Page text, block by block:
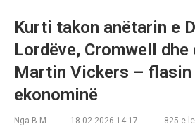
Kurti takon anëtarin e
Lordëve, Cromwell
Martin Vickers – flasin
ekonominë
Nga B.M 18.02.2026 14:17 825 e